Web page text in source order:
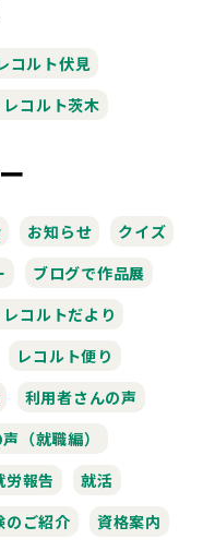
コルト伏見
レコルト茨木
お知らせ
クイズ
ブログで作品展
コルトだより
レコルト便り
利用者さんの声
（就職編）
労報告
就活
のご紹介
資格案内